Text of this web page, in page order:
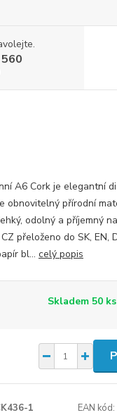
A6 Cork je elegantní
obnovitelný přírodní
odolný a příjemný
přeloženo do SK, EN,
bl... celý popis
Skladem 50 ks
1 EAN kód: